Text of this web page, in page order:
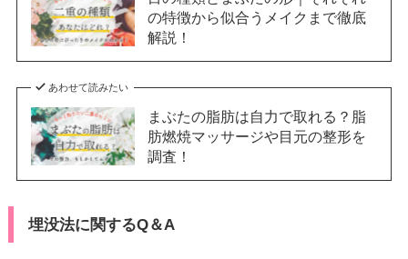
の特徴から似合うメイクまで徹底
解説！
あわせて読みたい
まぶたの脂肪は自力で取れる？脂
肪燃焼マッサージや目元の整形を
調査！
埋没法に関するQ＆A